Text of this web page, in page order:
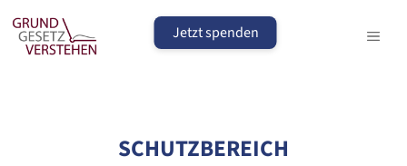
Jetzt spenden
Inhalt
springen
SCHUTZBEREICH